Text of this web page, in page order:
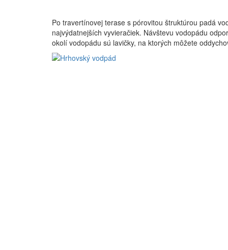
Po travertínovej terase s pórovitou štruktúrou padá
najvýdatnejších vyvieračiek. Návštevu vodopádu
okolí vodopádu sú lavičky, na ktorých môžete